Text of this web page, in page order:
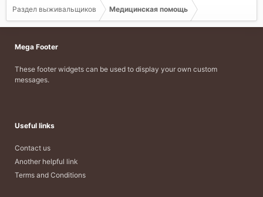
Раздел выживальщиков Медицинская помощь
Mega Footer
These footer widgets can be used to display your own custom
messages.
Useful links
Contact us
Another helpful link
Terms and Conditions